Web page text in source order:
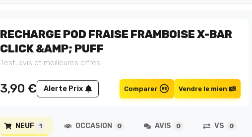
RECHARGE POD FRAISE FRAMBOISE X-BAR
CLICK &AMP; PUFF
Test, avis et meilleures offres
3,90 € Alerte Prix Comparer Vendre le mien
NEUF 1 OCCASION 0 AVIS 0 VS 0